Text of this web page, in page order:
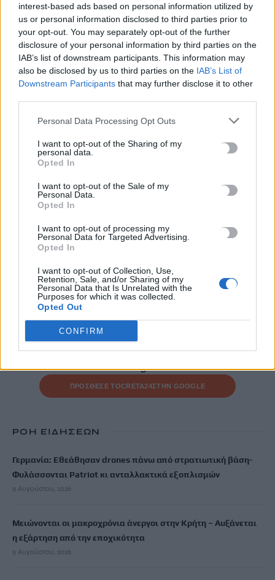
interest-based ads based on personal information utilized by
us or personal information disclosed to third parties prior to
your opt-out. You may separately opt-out of the further
disclosure of your personal information by third parties on the
IAB’s list of downstream participants. This information may
also be disclosed by us to third parties on the IAB’s List of
Downstream Participants that may further disclose it to other
Personal Data Processing Opt Outs
I want to opt-out of the Sharing of my
personal data.
Opted In
I want to opt-out of the Sale of my
Personal Data.
Opted In
I want to opt-out of processing my
Personal Data for Targeted Advertising.
Opted In
I want to opt-out of Collection, Use,
Retention, Sale, and/or Sharing of my
Personal Data that Is Unrelated with the
Purposes for which it was collected.
Opted Out
CONFIRM
επιβλήθηκαν τα προβλεπόμεναπρόστιμα.Την
προανάκριση έχει αναλάβει το Β’ Αστυνομικό Τμήμα
Ηρακλείου.
CRETA ΚΑΚΟΠΟΙΗΣΗ ΣΚΥΛΟΙ
Σέρρες: Ελεύθερη με
43χρονη για τον θάνατο του
10χρονου
Δημοσκοπήσεις αξιοπιστίας
και… σκοπιμοτήτων
Μην χάνεις είδηση. Βάλε τοCRETA24στην
Google
ΠΡΟΣΘΕΣΕ ΤΟCRETA24ΣΤΗΝ GOOGLE
ΡΟΗ ΕΙΔΗΣΕΩΝ
Γερμανία: Εθεάθησαν drones πάνω από στρατιωτική βάση-
Φυλάσσονται Patriot κι ανταλλακτικά εξοπλισμών
9 Αυγούστου, 2026
Μειώνονται οι μακροχρόνια άνεργοι στην Κρήτη – Αυξάνεται
η εξάρτηση από την εποχικότητα
9 Αυγούστου, 2026